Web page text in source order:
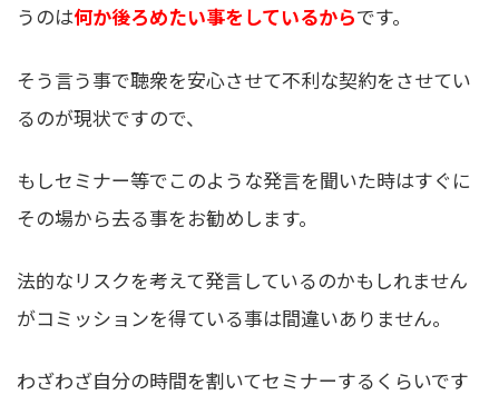
うのは何か後ろめたい事をしているからです。
そう言う事で聴衆を安心させて不利な契約をさせてい
るのが現状ですので、
もしセミナー等でこのような発言を聞いた時はすぐに
その場から去る事をお勧めします。
法的なリスクを考えて発言しているのかもしれません
がコミッションを得ている事は間違いありません。
わざわざ自分の時間を割いてセミナーするくらいです